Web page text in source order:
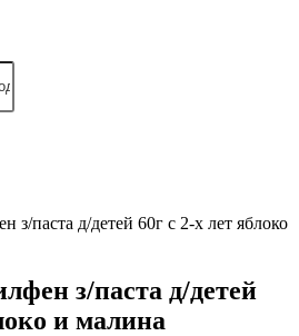
паста д/детей 60г с 2-х лет яблоко
з/паста д/детей
и малина